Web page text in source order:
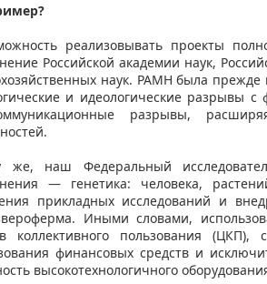
реализовывать проекты
Российской академии наук,
наук. РАМН была
и идеологические разрывы
разрывы,
же, наш Федеральный
— генетика: человека,
прикладных исследований и
Иными словами,
коллективного пользования
финансовых средств и
высокотехнологичного